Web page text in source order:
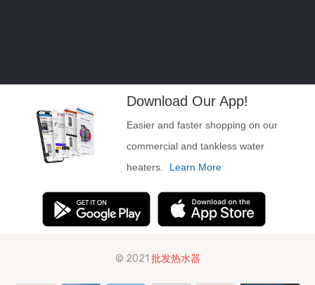
Download Our App!
Easier and faster shopping on our
commercial and tankless water
heaters.
Learn More
© 2021 批发热水器